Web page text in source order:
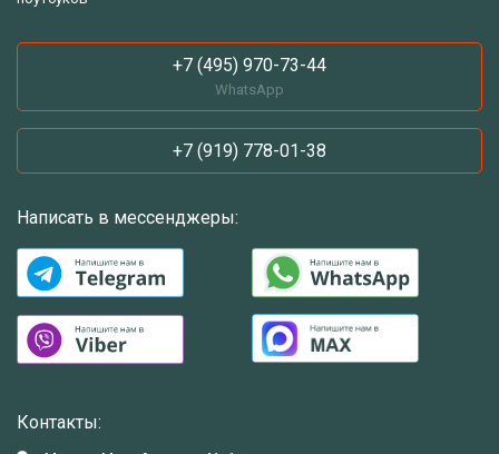
+7 (495) 970-73-44
WhatsApp
+7 (919) 778-01-38
Написать в мессенджеры:
Контакты: